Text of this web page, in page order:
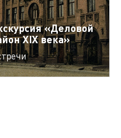
«Деловой
XIX века»